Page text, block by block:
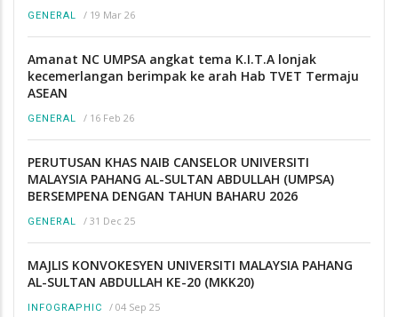
GENERAL / 19 Mar 26
Amanat NC UMPSA angkat tema K.I.T.A lonjak
kecemerlangan berimpak ke arah Hab TVET Termaju
ASEAN
GENERAL / 16 Feb 26
PERUTUSAN KHAS NAIB CANSELOR UNIVERSITI
MALAYSIA PAHANG AL-SULTAN ABDULLAH (UMPSA)
BERSEMPENA DENGAN TAHUN BAHARU 2026
GENERAL / 31 Dec 25
MAJLIS KONVOKESYEN UNIVERSITI MALAYSIA PAHANG
AL-SULTAN ABDULLAH KE-20 (MKK20)
INFOGRAPHIC / 04 Sep 25